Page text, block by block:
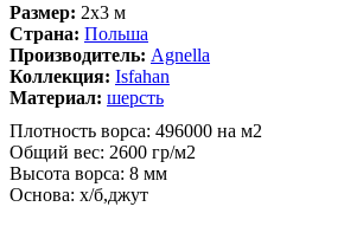
Размер: 2x3 м
Страна: Польша
Производитель: Agnella
Коллекция: Isfahan
Материал: шерсть
Плотность ворса: 496000 на м2
Общий вес: 2600 гр/м2
Высота ворса: 8 мм
Основа: х/б,джут